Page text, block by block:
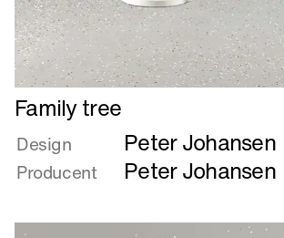
Læs
mere
om
Family
tree
Family tree
Design Peter Johansen
Producent Peter Johansen